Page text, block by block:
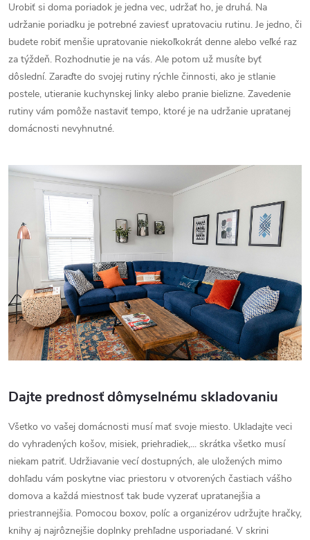
Urobiť si doma poriadok je jedna vec, udržať ho, je druhá. Na
udržanie poriadku je potrebné zaviesť upratovaciu rutinu. Je jedno, či
budete robiť menšie upratovanie niekoľkokrát denne alebo veľké raz
za týždeň. Rozhodnutie je na vás. Ale potom už musíte byť
dôslední. Zaraďte do svojej rutiny rýchle činnosti, ako je stlanie
postele, utieranie kuchynskej linky alebo pranie bielizne. Zavedenie
rutiny vám pomôže nastaviť tempo, ktoré je na udržanie upratanej
domácnosti nevyhnutné.
Dajte prednosť dômyselnému skladovaniu
Všetko vo vašej domácnosti musí mať svoje miesto. Ukladajte veci
do vyhradených košov, misiek, priehradiek,... skrátka všetko musí
niekam patriť. Udržiavanie vecí dostupných, ale uložených mimo
dohľadu vám poskytne viac priestoru v otvorených častiach vášho
domova a každá miestnosť tak bude vyzerať upratanejšia a
priestrannejšia. Pomocou boxov, políc a organizérov udržujte hračky,
knihy aj najrôznejšie doplnky prehľadne usporiadané. V skrini